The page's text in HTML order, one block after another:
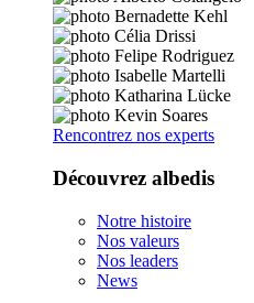
Rencontrez nos experts
Découvrez albedis
Notre histoire
Nos valeurs
Nos leaders
News